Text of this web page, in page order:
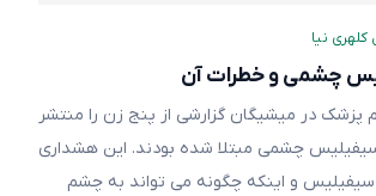
کلهری نیا
چشمی و خطرات آن
در میشیگان گزارشی از پنج زن را منتشر
چشمی مبتلا شده بودند. این هشداری
و اینکه چگونه می تواند به چشم